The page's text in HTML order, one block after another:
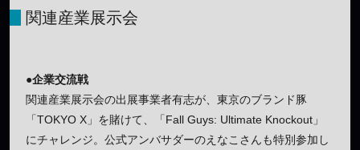
関連産業展示会
●企業交流戦
関連産業展示会の出展事業者有志が、東京のブランド豚
「TOKYO X」を賭けて、「Fall Guys: Ultimate Knockout」
にチャレンジ。公式アンバサダーのえなこさんも特別参加し